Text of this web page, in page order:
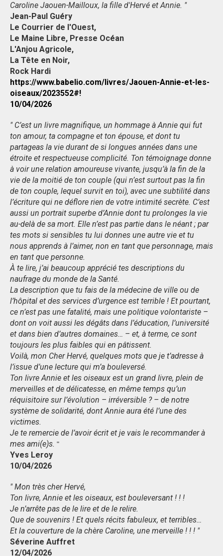
Caroline Jaouen-Mailloux, la fille d'Hervé et Annie. "
Jean-Paul Guéry
Le Courrier de l'Ouest,
Le Maine Libre, Presse Océan
L'Anjou Agricole,
La Tête en Noir,
Rock Hardi
https://www.babelio.com/livres/Jaouen-Annie-et-les-
oiseaux/2023552#!
10/04/2026
" C’est un livre magnifique, un hommage à Annie qui fut
ton amour, ta compagne et ton épouse, et dont tu
partageas la vie durant de si longues années dans une
étroite et respectueuse complicité. Ton témoignage donne
à voir une relation amoureuse vivante, jusqu’à la fin de la
vie de la moitié de ton couple (qui n’est surtout pas la fin
de ton couple, lequel survit en toi), avec une subtilité dans
l’écriture qui ne déflore rien de votre intimité secrète. C’est
aussi un portrait superbe d’Annie dont tu prolonges la vie
au-delà de sa mort. Elle n’est pas partie dans le néant ; par
tes mots si sensibles tu lui donnes une autre vie et tu
nous apprends à l’aimer, non en tant que personnage, mais
en tant que personne.
À te lire, j’ai beaucoup apprécié tes descriptions du
naufrage du monde de la Santé.
La description que tu fais de la médecine de ville ou de
l’hôpital et des services d’urgence est terrible ! Et pourtant,
ce n’est pas une fatalité, mais une politique volontariste –
dont on voit aussi les dégâts dans l’éducation, l’université
et dans bien d’autres domaines… – et, à terme, ce sont
toujours les plus faibles qui en pâtissent.
Voilà, mon Cher Hervé, quelques mots que je t’adresse à
l’issue d’une lecture qui m’a bouleversé.
Ton livre Annie et les oiseaux est un grand livre, plein de
merveilles et de délicatesse, en même temps qu’un
réquisitoire sur l’évolution – irréversible ? – de notre
système de solidarité, dont Annie aura été l’une des
victimes.
Je te remercie de l’avoir écrit et je vais le recommander à
mes ami(e)s. "
Yves Leroy
10/04/2026
" Mon très cher Hervé,
Ton livre, Annie et les oiseaux, est bouleversant ! ! !
Je n’arrête pas de le lire et de le relire.
Que de souvenirs ! Et quels récits fabuleux, et terribles…
Et la couverture de la chère Caroline, une merveille ! ! ! "
Séverine Auffret
12/04/2026